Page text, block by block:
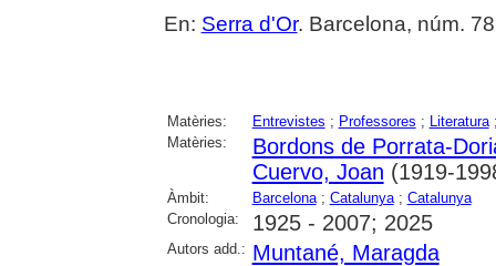
En: Serra d'Or. Barcelona, núm.
Matèries: Entrevistes ; Professores ; Literatura
Matèries:
Bordons de Porrata-
Cuervo, Joan (1919-
Àmbit: Barcelona; Catalunya; Catalunya
Cronologia:
1925 - 2007; 2025
Autors add.: Muntané, Maragda